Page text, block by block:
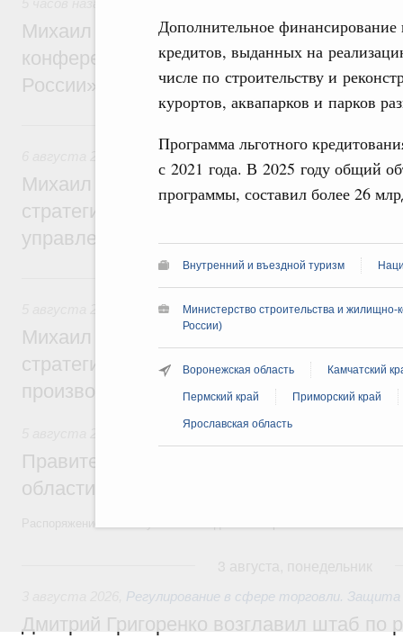
Дополнительное финансирование
кредитов, выданных на
числе по строительству и
курортов, аквапарков и парков
Программа льготного
с 2021 года. В 2025 году общий
программы, составил более 26
Внутренний и въездной туризм
Министерство строительства и
России)
Воронежская область Камчатский
Пермский край Приморский край
Ярославская область
Михаил Мишустин дал поручения по
конференции «Цифровая индустрия
России»
Технологическое развитие. Инновации
Михаил Мишустин дал поручения по
стратегической сессии о
управления научно-технологическим
Вопросы производительности труда и
Михаил Мишустин дал поручения по
стратегической сессии, посвящённой
производительности труда
Национальный проект «Экологическое
Правительство увеличило объём
области в рамках федерального
Регулирование в сфере торговли.
Дмитрий Григоренко возглавил штаб по